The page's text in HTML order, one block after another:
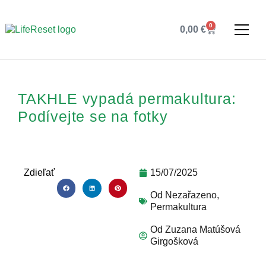
0,00€ 0
TAKHLE vypadá permakultura:
Podívejte se na fotky
Zdieľať 15/07/2025
Od Nezařazeno,
Permakultura
Od Zuzana Matúšová
Girgošková